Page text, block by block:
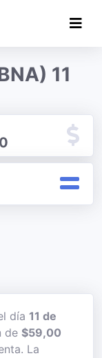
11
día 11 de
de $59,00
La